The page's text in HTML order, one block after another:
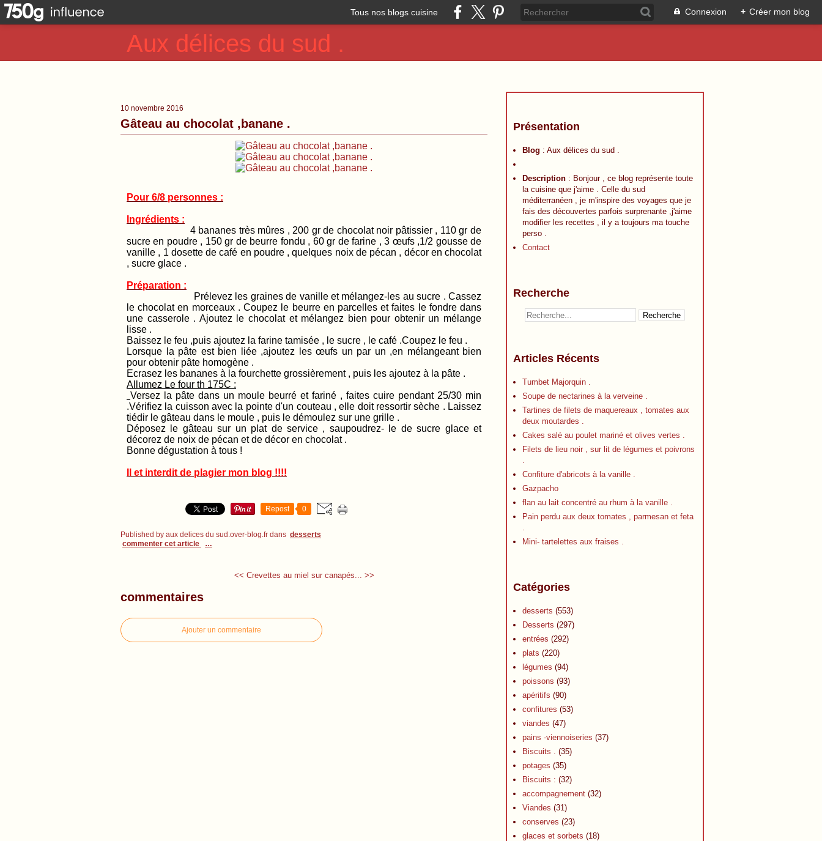
Tous nos blogs cuisine Connexion + Créer mon blog
Aux délices du sud .
10 novembre 2016
Gâteau au chocolat ,banane .
Pour 6/8 personnes :
Ingrédients :
4 bananes très mûres , 200 gr de chocolat noir pâtissier , 110 gr de
sucre en poudre , 150 gr de beurre fondu , 60 gr de farine , 3 œufs ,1/2 gousse de
vanille , 1 dosette de café en poudre , quelques noix de pécan , décor en chocolat
, sucre glace .
Préparation :
Prélevez les graines de vanille et mélangez-les au sucre . Cassez
le chocolat en morceaux . Coupez le beurre en parcelles et faites le fondre dans
une casserole . Ajoutez le chocolat et mélangez bien pour obtenir un mélange
lisse .
Baissez le feu ,puis ajoutez la farine tamisée , le sucre , le café .Coupez le feu .
Lorsque la pâte est bien liée ,ajoutez les œufs un par un ,en mélangeant bien
pour obtenir pâte homogène .
Ecrasez les bananes à la fourchette grossièrement , puis les ajoutez à la pâte .
Allumez Le four th 175C :
Versez la pâte dans un moule beurré et fariné , faites cuire pendant 25/30 min
.Vérifiez la cuisson avec la pointe d'un couteau , elle doit ressortir sèche . Laissez
tiédir le gâteau dans le moule , puis le démoulez sur une grille .
Déposez le gâteau sur un plat de service , saupoudrez- le de sucre glace et
décorez de noix de pécan et de décor en chocolat .
Bonne dégustation à tous !
Il et interdit de plagier mon blog !!!!
Repost 0
Published by aux delices du sud.over-blog.fr dans desserts
commenter cet article
…
<< Crevettes au miel sur canapés... >>
commentaires
Ajouter un commentaire
Présentation
Blog : Aux délices du sud .
Description : Bonjour , ce blog représente toute
la cuisine que j'aime . Celle du sud
méditerranéen , je m'inspire des voyages que je
fais des découvertes parfois surprenante ,j'aime
modifier les recettes , il y a toujours ma touche
perso .
Contact
Recherche
Articles Récents
Tumbet Majorquin .
Soupe de nectarines à la verveine .
Tartines de filets de maquereaux , tomates aux
deux moutardes .
Cakes salé au poulet mariné et olives vertes .
Filets de lieu noir , sur lit de légumes et poivrons
.
Confiture d'abricots à la vanille .
Gazpacho
flan au lait concentré au rhum à la vanille .
Pain perdu aux deux tomates , parmesan et feta
.
Mini- tartelettes aux fraises .
Catégories
desserts (553)
Desserts (297)
entrées (292)
plats (220)
légumes (94)
poissons (93)
apéritifs (90)
confitures (53)
viandes (47)
pains -viennoiseries (37)
Biscuits . (35)
potages (35)
Biscuits : (32)
accompagnement (32)
Viandes (31)
conserves (23)
glaces et sorbets (18)